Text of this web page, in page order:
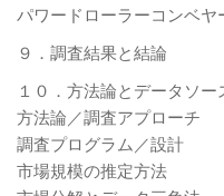
パワードローラーコンベヤ
９．調査結果と結論
１０．方法論とデータソー
方法論／調査アプローチ
調査プログラム／設計
市場規模の推定方法